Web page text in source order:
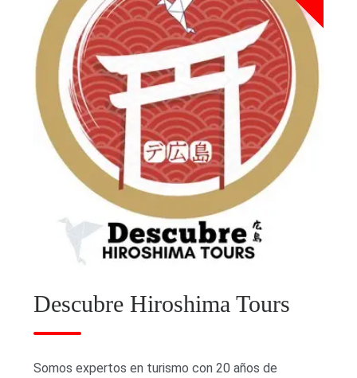
Descubre Hiroshima Tours
Somos expertos en turismo con 20 años de